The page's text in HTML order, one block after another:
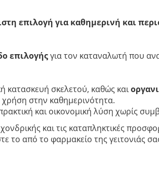
επιλογή για καθημερινή και
επιλογήςγια τον καταναλωτή που
κατασκευή σκελετού, καθώς και
στην καθημερινότητα.
και οικονομική λύση χωρίς
και τις καταπληκτικές
από το φαρμακείο της γειτονιάς